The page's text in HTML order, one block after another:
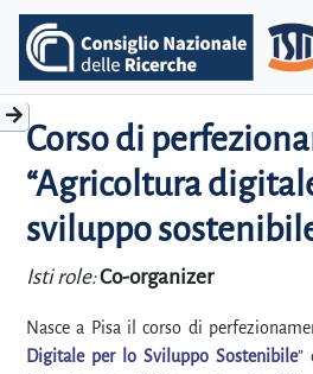
Corso di
“Agricoltura
sviluppo
Isti role:Co-organizer
Nasce a Pisa il corso di
Digitale per lo Sviluppo Sostenibile”